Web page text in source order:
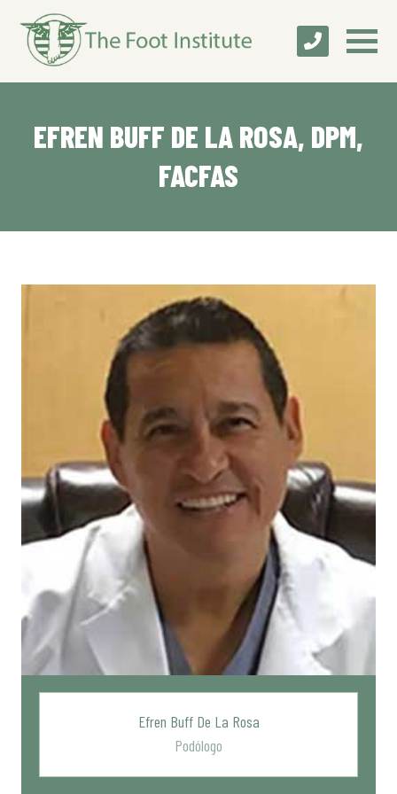
EFREN BUFF DE LA ROSA, DPM,
FACFAS
Efren Buff De La Rosa
Podólogo